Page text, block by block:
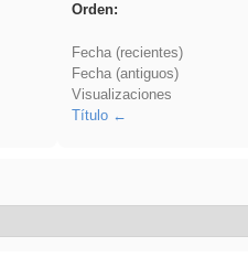
Orden:
Fecha (recientes)
Fecha (antiguos)
Visualizaciones
Título